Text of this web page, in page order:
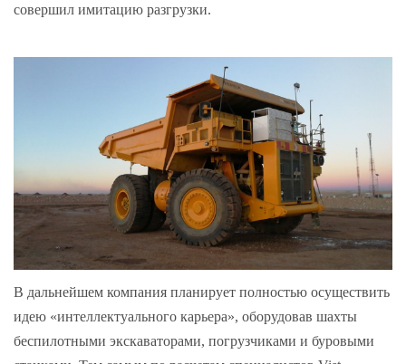
совершил имитацию разгрузки.
В дальнейшем компания планирует полностью осуществить
идею «интеллектуального карьера», оборудовав шахты
беспилотными экскаваторами, погрузчиками и буровыми